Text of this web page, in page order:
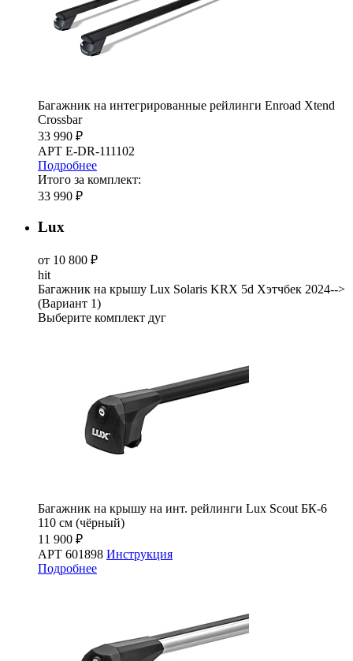
Багажник на интегрированные рейлинги Enroad Xtend
Crossbar
33 990 ₽
АРТ E-DR-111102
Подробнее
Итого за комплект:
33 990 ₽
Lux
от 10 800 ₽
hit
Багажник на крышу Lux Solaris KRX 5d Хэтчбек 2024-->
(Вариант 1)
Выберите комплект дуг
Багажник на крышу на инт. рейлинги Lux Scout БК-6
110 см (чёрный)
11 900 ₽
АРТ 601898 Инструкция
Подробнее